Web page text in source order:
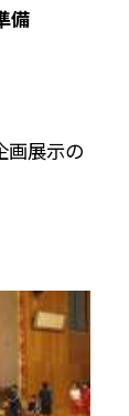
備
画展示の